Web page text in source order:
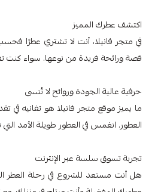
اكتشف عطرك المميز
في متجر فانيلا، أنت لا تشتري عطرًا
قصة ورائحة فريدة من نوعها. سواء كنت
حرفية عالية الجودة وروائح لا تُنسى
ما يميز موقع متجر فانيلا هو تفانيه
العطور. انغمس في العطور طويلة الأمد
تجربة تسوق سلسة عبر الإنترنت
هل أنت مستعد للشروع في رحلة العطر